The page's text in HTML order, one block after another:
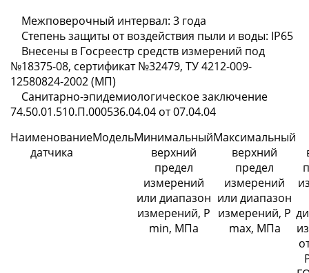
Межповерочный интервал: 3 года
Степень защиты от воздействия пыли и воды: IP65
Внесены в Госреестр средств измерений под
№18375-08, сертификат №32479, ТУ 4212-009-
12580824-2002 (МП)
Санитарно-эпидемиологическое заключение
74.50.01.510.П.000536.04.04 от 07.04.04
Наименование
датчика
МодельМинимальный
верхний
предел
измерений
или диапазон
измерений, Р
min, МПа
Максимальный
верхний
предел
измерений
или диапазон
измерений, Р
max, МПа